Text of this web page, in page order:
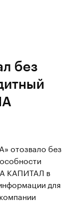
без
отозвало без
КАПИТАЛ в
для